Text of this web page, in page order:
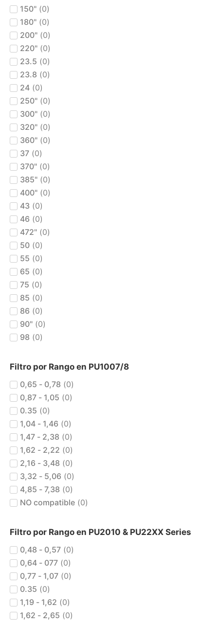
150" (0)
180" (0)
200" (0)
220" (0)
23.5 (0)
23.8 (0)
24 (0)
250" (0)
300" (0)
320" (0)
360" (0)
37 (0)
370" (0)
385" (0)
400" (0)
43 (0)
46 (0)
472" (0)
50 (0)
55 (0)
65 (0)
75 (0)
85 (0)
86 (0)
90" (0)
98 (0)
Filtro por Rango en PU1007/8
0,65 - 0,78 (0)
0,87 - 1,05 (0)
0.35 (0)
1,04 - 1,46 (0)
1,47 - 2,38 (0)
1,62 - 2,22 (0)
2,16 - 3,48 (0)
3,32 - 5,06 (0)
4,85 - 7,38 (0)
NO compatible (0)
Filtro por Rango en PU2010 & PU22XX Series
0,48 - 0,57 (0)
0,64 - 077 (0)
0,77 - 1,07 (0)
0.35 (0)
1,19 - 1,62 (0)
1,62 - 2,65 (0)